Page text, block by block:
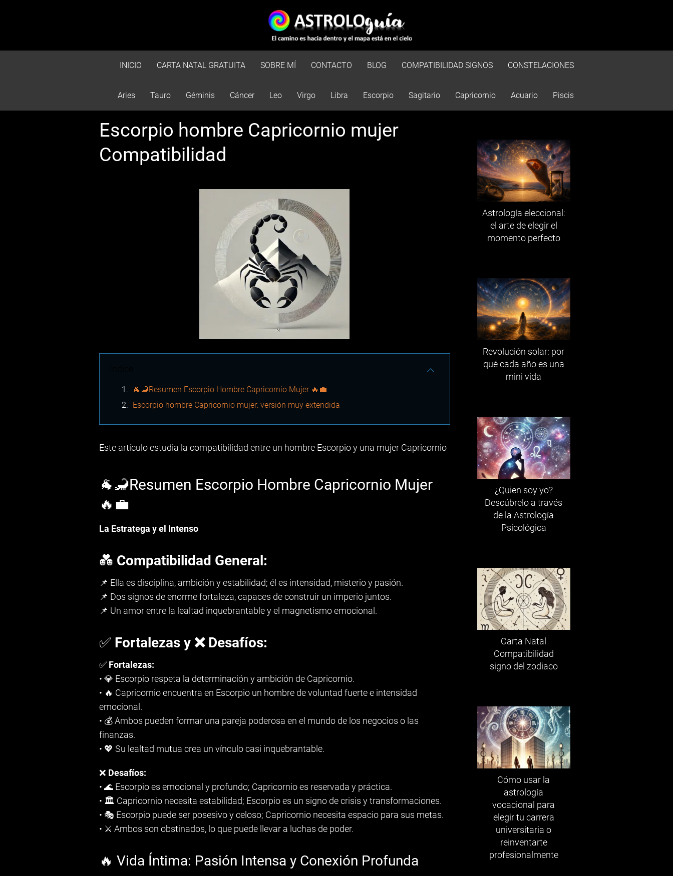
INICIO CARTA NATAL GRATUITA SOBRE MÍ CONTACTO BLOG COMPATIBILIDAD SIGNOS CONSTELACIONES
Aries Tauro Géminis Cáncer Leo Virgo Libra Escorpio Sagitario Capricornio Acuario Piscis
Escorpio hombre Capricornio mujer
Compatibilidad
🐐🦂Resumen Escorpio Hombre Capricornio Mujer 🔥💼
Escorpio hombre Capricornio mujer: versión muy extendida
Este artículo estudia la compatibilidad entre un hombre Escorpio y una mujer Capricornio
🐐🦂Resumen Escorpio Hombre Capricornio Mujer
🔥💼
La Estratega y el Intenso
💑 Compatibilidad General:
📌 Ella es disciplina, ambición y estabilidad; él es intensidad, misterio y pasión.
📌 Dos signos de enorme fortaleza, capaces de construir un imperio juntos.
📌 Un amor entre la lealtad inquebrantable y el magnetismo emocional.
✅ Fortalezas y ❌ Desafíos:
✅ Fortalezas:
• 💎 Escorpio respeta la determinación y ambición de Capricornio.
• 🔥 Capricornio encuentra en Escorpio un hombre de voluntad fuerte e intensidad
emocional.
• 💰 Ambos pueden formar una pareja poderosa en el mundo de los negocios o las
finanzas.
• 💖 Su lealtad mutua crea un vínculo casi inquebrantable.
❌ Desafíos:
• 🌊 Escorpio es emocional y profundo; Capricornio es reservada y práctica.
• 🏛 Capricornio necesita estabilidad; Escorpio es un signo de crisis y transformaciones.
• 🎭 Escorpio puede ser posesivo y celoso; Capricornio necesita espacio para sus metas.
• ⚔ Ambos son obstinados, lo que puede llevar a luchas de poder.
🔥 Vida Íntima: Pasión Intensa y Conexión Profunda
Astrología eleccional:
el arte de elegir el
momento perfecto
Revolución solar: por
qué cada año es una
mini vida
¿Quien soy yo?
Descúbrelo a través
de la Astrología
Psicológica
Carta Natal
Compatibilidad
signo del zodiaco
Cómo usar la
astrología
vocacional para
elegir tu carrera
universitaria o
reinventarte
profesionalmente